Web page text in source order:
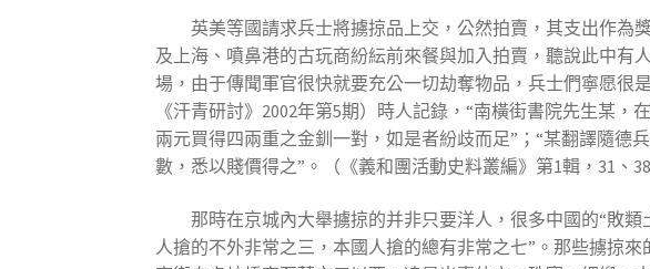
英美等國請求兵士將擄掠品上交，公然拍賣，其支出作為
及上海、噴鼻港的古玩商紛紜前來餐與加入拍賣，聽說此中有
場，由于傳聞軍官很快就要充公一切劫奪物品，兵士們寧愿很
《汗青研討》2002年第5期）時人記錄，“南橫街書院先生某
兩元買得四兩重之金釧一對，如是者紛歧而足”；“某翻譯隨
數，悉以賤價得之”。（《義和團活動史料叢編》第1輯，31、38
那時在京城內大舉擄掠的并非只要洋人，很多中國的“敗
人搶的不外非常之三，本國人搶的總有非常之七”。那些擄掠